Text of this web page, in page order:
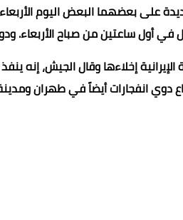
على بعضهما البعض اليوم
في أول ساعتين من صباح
إخلاءها وقال الجيش، إنه
دوي انفجارات أيضاً في طهران